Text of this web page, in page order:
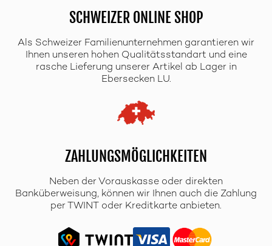
SCHWEIZER ONLINE SHOP
Als Schweizer Familienunternehmen garantieren wir
Ihnen unseren hohen Qualitätsstandart und eine
rasche Lieferung unserer Artikel ab Lager in
Ebersecken LU.
ZAHLUNGSMÖGLICHKEITEN
Neben der Vorauskasse oder direkten
Banküberweisung, können wir Ihnen auch die Zahlung
per TWINT oder Kreditkarte anbieten.